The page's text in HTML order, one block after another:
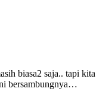
biasa2 saja.. tapi kita
bersambungnya…